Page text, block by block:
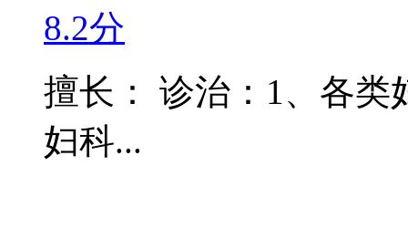
8.2分
擅长： 诊治：1、各类
妇科...